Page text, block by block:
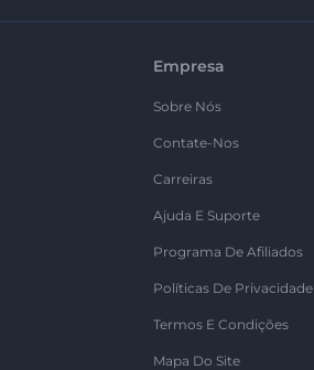
Empresa
Sobre Nós
Contate-Nos
Carreiras
Ajuda E Suporte
Programa De Afiliados
Políticas De Privacidade
Termos E Condições
Mapa Do Site